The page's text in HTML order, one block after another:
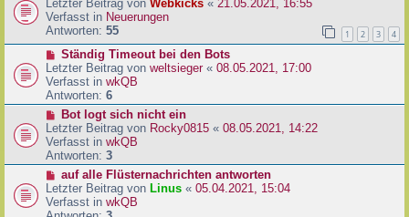
g
i
t
r
a
g
u
e
r
B
e
i
t
a
g
Letzter Beitrag von Webkicks « 21.05.2021, 16:55
Verfasst in Neuerungen
Antworten: 55 1 2 3 4
N
e
u
e
r
B
e
i
t
a
g
Ständig Timeout bei den Bots
Letzter Beitrag von weltsieger« 08.05.2021, 17:00
Verfasst in wkQB
Antworten: 6
N
e
u
e
r
B
e
i
Bot logt sich nicht ein
Letzter Beitrag von Rocky0815 « 08.05.2021, 14:22
Verfasst in wkQB
Antworten: 3
N
e
u
auf alle Flüsternachrichten antworten
Letzter Beitrag von Linus « 05.04.2021, 15:04
Verfasst in wkQB